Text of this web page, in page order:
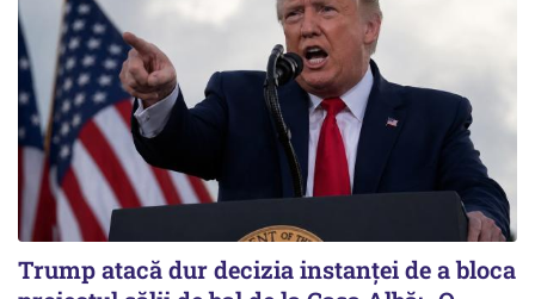
Trump atacă dur decizia instanţei de a bloca